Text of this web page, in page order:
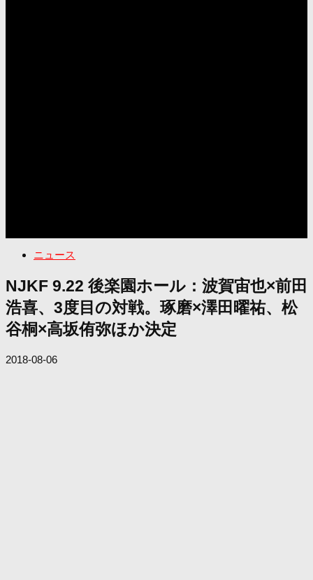
ニュース
NJKF 9.22 後楽園ホール：波賀宙也×前田
浩喜、3度目の対戦。琢磨×澤田曜祐、松
谷桐×高坂侑弥ほか決定
2018-08-06